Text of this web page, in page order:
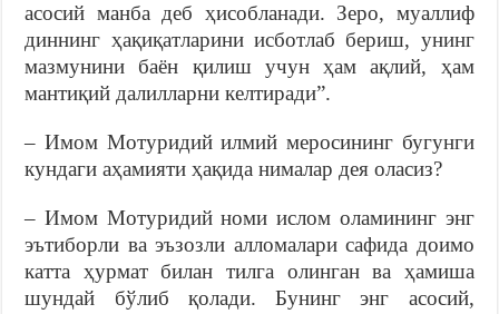
асосий манба деб ҳисобланади. Зеро, муаллиф
диннинг ҳақиқатларини исботлаб бериш, унинг
мазмунини баён қилиш учун ҳам ақлий, ҳам
мантиқий далилларни келтиради”.
– Имом Мотуридий илмий меросининг бугунги
кундаги аҳамияти ҳақида нималар дея оласиз?
– Имом Мотуридий номи ислом оламининг энг
эътиборли ва эъзозли алломалари сафида доимо
катта ҳурмат билан тилга олинган ва ҳамиша
шундай бўлиб қолади. Бунинг энг асосий,